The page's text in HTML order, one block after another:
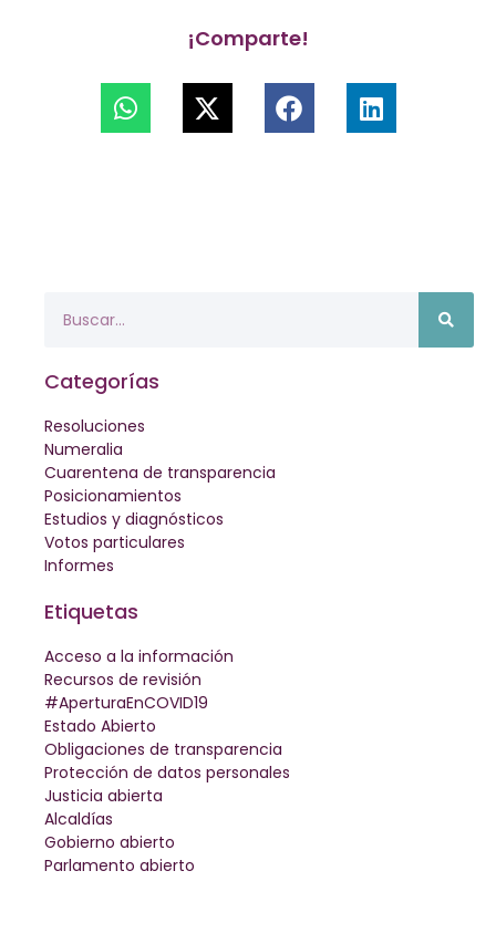
¡Comparte!
Categorías
Resoluciones
Numeralia
Cuarentena de transparencia
Posicionamientos
Estudios y diagnósticos
Votos particulares
Informes
Etiquetas
Acceso a la información
Recursos de revisión
#AperturaEnCOVID19
Estado Abierto
Obligaciones de transparencia
Protección de datos personales
Justicia abierta
Alcaldías
Gobierno abierto
Parlamento abierto